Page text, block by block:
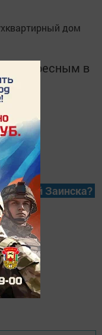
дом
интересным в
в
MАХ:
Заинска?